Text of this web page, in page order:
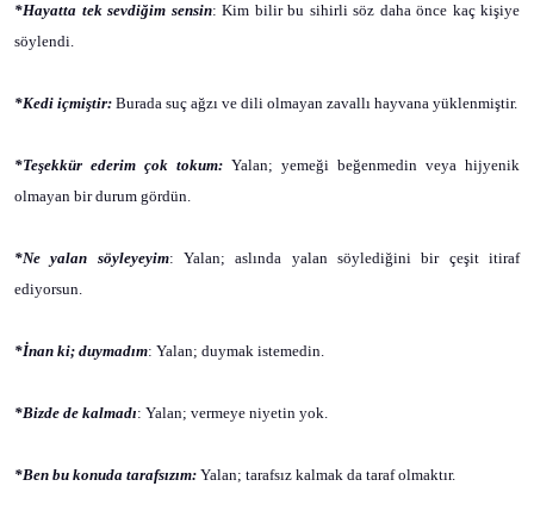
*Hayatta tek sevdiğim sensin: Kim bilir bu sihirli söz daha önce kaç kişiye
söylendi.
*Kedi içmiştir: Burada suç ağzı ve dili olmayan zavallı hayvana yüklenmiştir.
*Teşekkür ederim çok tokum: Yalan; yemeği beğenmedin veya hijyenik
olmayan bir durum gördün.
*Ne yalan söyleyeyim: Yalan; aslında yalan söylediğini bir çeşit itiraf
ediyorsun.
*İnan ki; duymadım: Yalan; duymak istemedin.
*Bizde de kalmadı: Yalan; vermeye niyetin yok.
*Ben bu konuda tarafsızım: Yalan; tarafsız kalmak da taraf olmaktır.